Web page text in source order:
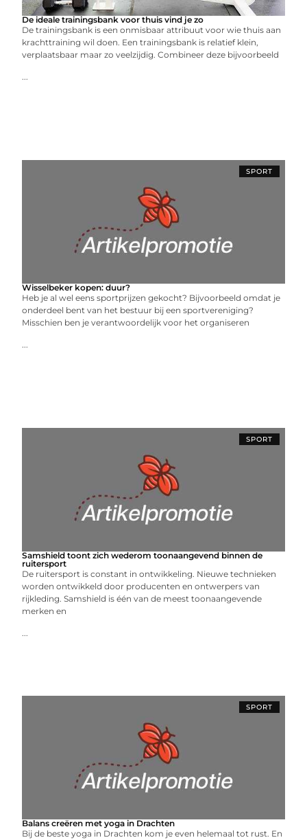
De ideale trainingsbank voor thuis vind je zo
De trainingsbank is een onmisbaar attribuut voor wie thuis aan
krachttraining wil doen. Een trainingsbank is relatief klein,
verplaatsbaar maar zo veelzijdig. Combineer deze bijvoorbeeld
...
SPORT
Wisselbeker kopen: duur?
Heb je al wel eens sportprijzen gekocht? Bijvoorbeeld omdat je
onderdeel bent van het bestuur bij een sportvereniging?
Misschien ben je verantwoordelijk voor het organiseren
...
SPORT
Samshield toont zich wederom toonaangevend binnen de
ruitersport
De ruitersport is constant in ontwikkeling. Nieuwe technieken
worden ontwikkeld door producenten en ontwerpers van
rijkleding. Samshield is één van de meest toonaangevende
merken en
...
SPORT
Balans creëren met yoga in Drachten
Bij de beste yoga in Drachten kom je even helemaal tot rust. En